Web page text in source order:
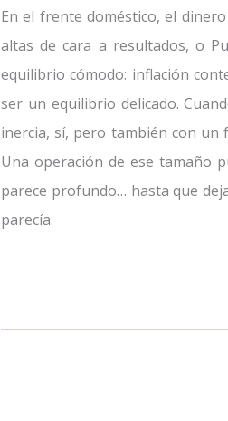
En el frente doméstico, el
altas de cara a resultados, o
equilibrio cómodo: inflación
ser un equilibrio delicado.
inercia, sí, pero también con un
Una operación de ese tamaño
parece profundo… hasta que
parecía.